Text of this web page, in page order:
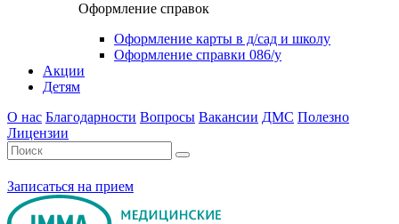
Оформление справок
Оформление карты в д/сад и школу
Оформление справки 086/у
Акции
Детям
О нас Благодарности Вопросы Вакансии ДМС Полезно
Лицензии
Записаться на прием